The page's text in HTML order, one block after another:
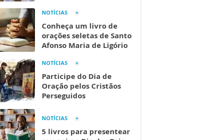
NOTÍCIAS
Conheça um livro de
orações seletas de Santo
Afonso Maria de Ligório
NOTÍCIAS
Participe do Dia de
Oração pelos Cristãos
Perseguidos
NOTÍCIAS
5 livros para presentear